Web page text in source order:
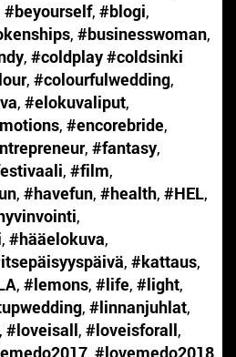
#beyourself, #blogi,
, #businesswoman,
, #coldplay #coldsinki
, #colourfulwedding,
, #elokuvaliput,
, #encorebride,
, #fantasy,
, #film,
, #havefun, #health, #HEL,
,
, #hääelokuva,
, #kattaus,
, #lemons, #life, #light,
, #linnanjuhlat,
, #loveisall, #loveisforall,
, #lovemedo2018,